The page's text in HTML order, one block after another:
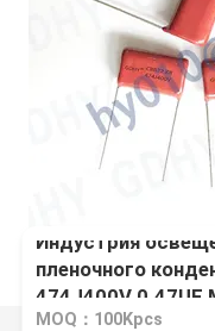
Индустрия
пленочного
474J400V 0.47UF
MOQ：100Kpcs